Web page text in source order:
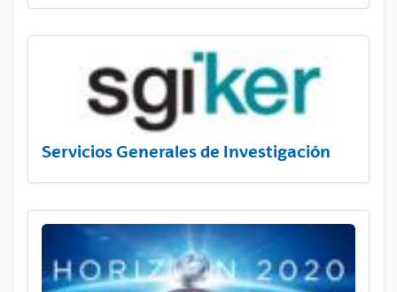
Servicios Generales de Investigación